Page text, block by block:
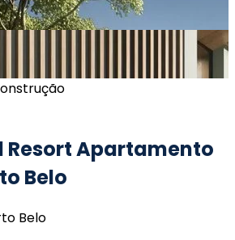
Resort Apartamento
Belo
Belo